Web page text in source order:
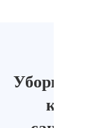
Уборка в